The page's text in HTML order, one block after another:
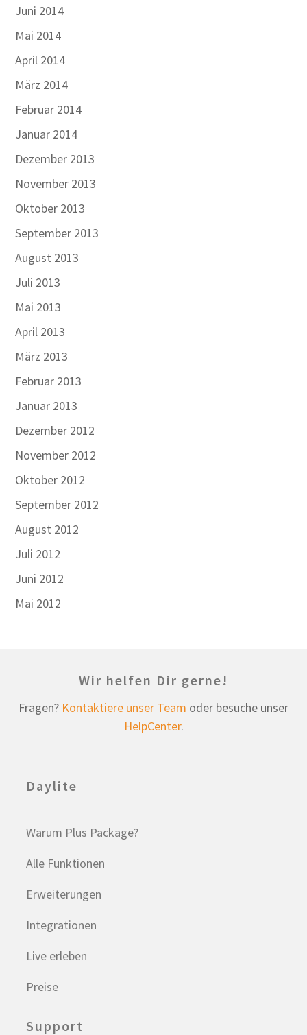
Juni 2014
Mai 2014
April 2014
März 2014
Februar 2014
Januar 2014
Dezember 2013
November 2013
Oktober 2013
September 2013
August 2013
Juli 2013
Mai 2013
April 2013
März 2013
Februar 2013
Januar 2013
Dezember 2012
November 2012
Oktober 2012
September 2012
August 2012
Juli 2012
Juni 2012
Mai 2012
Wir helfen Dir gerne!
Fragen? Kontaktiere unser Team oder besuche unser
HelpCenter.
Daylite
Warum Plus Package?
Alle Funktionen
Erweiterungen
Integrationen
Live erleben
Preise
Support